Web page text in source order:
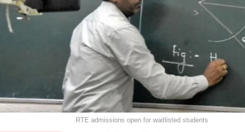
RTE admissions open for waitlisted students